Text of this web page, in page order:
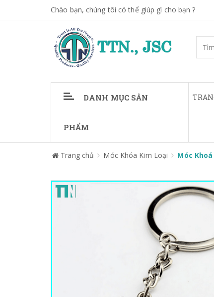
Chào bạn, chúng tôi có thể giúp gì cho bạn ?
DANH MỤC SẢN
PHẨM
Trang chủ Móc Khóa Kim Loại Móc